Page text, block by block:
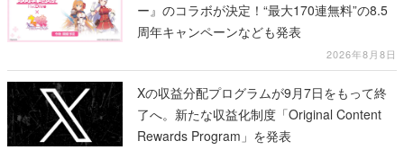
ー』のコラボが決定！“最大170連無料”の8.5
周年キャンペーンなども発表
2026年8月8日
Xの収益分配プログラムが9月7日をもって終
了へ。新たな収益化制度「Original Content
Rewards Program」を発表